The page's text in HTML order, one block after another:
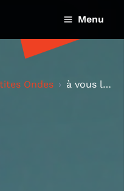
Menu
Ondes à vous les studios ! Lycée Marcel Deprez - Revue N...